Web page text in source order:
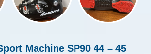
Machine SP90 44 – 45